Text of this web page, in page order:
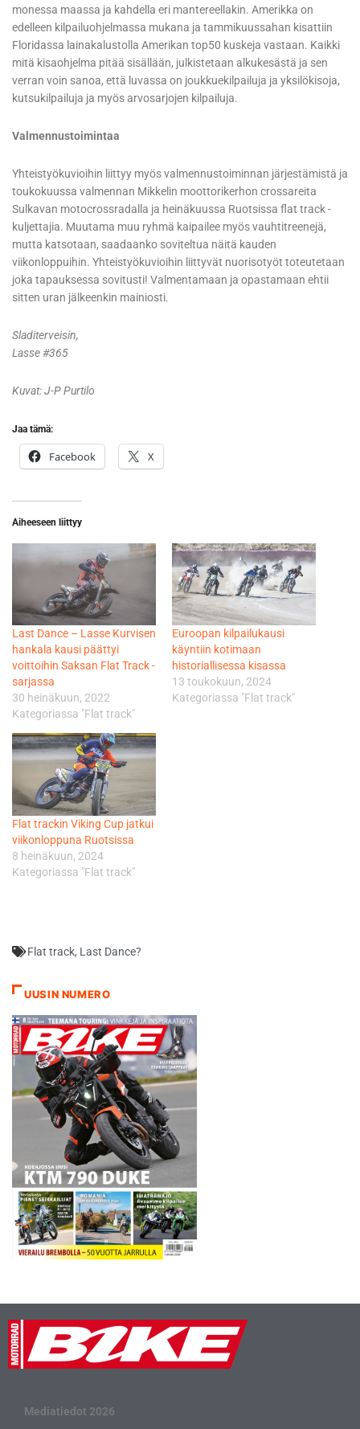
monessa maassa ja kahdella eri mantereellakin. Amerikka on
edelleen kilpailuohjelmassa mukana ja tammikuussahan kisattiin
Floridassa lainakalustolla Amerikan top50 kuskeja vastaan. Kaikki
mitä kisaohjelma pitää sisällään, julkistetaan alkukesästä ja sen
verran voin sanoa, että luvassa on joukkuekilpailuja ja yksilökisoja,
kutsukilpailuja ja myös arvosarjojen kilpailuja.
Valmennustoimintaa
Yhteistyökuvioihin liittyy myös valmennustoiminnan järjestämistä ja
toukokuussa valmennan Mikkelin moottorikerhon crossareita
Sulkavan motocrossradalla ja heinäkuussa Ruotsissa flat track -
kuljettajia. Muutama muu ryhmä kaipailee myös vauhtitreenejä,
mutta katsotaan, saadaanko soviteltua näitä kauden
viikonloppuihin. Yhteistyökuvioihin liittyvät nuorisotyöt toteutetaan
joka tapauksessa sovitusti! Valmentamaan ja opastamaan ehtii
sitten uran jälkeenkin mainiosti.
Sladiterveisin,
Lasse #365
Kuvat: J-P Purtilo
Jaa tämä:
Facebook X
Aiheeseen liittyy
Last Dance – Lasse Kurvisen
hankala kausi päättyi
voittoihin Saksan Flat Track -
sarjassa
30 heinäkuun, 2022
Kategoriassa "Flat track"
Euroopan kilpailukausi
käyntiin kotimaan
historiallisessa kisassa
13 toukokuun, 2024
Kategoriassa "Flat track"
Flat trackin Viking Cup jatkui
viikonloppuna Ruotsissa
8 heinäkuun, 2024
Kategoriassa "Flat track"
Flat track, Last Dance?
UUSIN NUMERO
Mediatiedot 2026